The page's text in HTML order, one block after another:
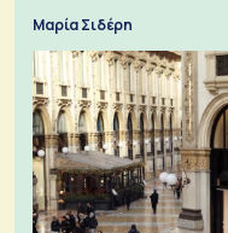
Μαρία Σιδέρη